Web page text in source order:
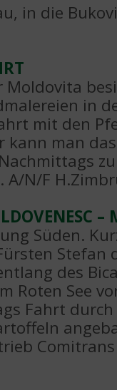
in die
Moldovita
in
mit den
kann man
A/N/F
–
Süden.
Stefan
des
Roten See
Fahrt